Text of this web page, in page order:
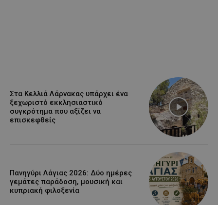
Στα Κελλιά Λάρνακας υπάρχει ένα
ξεχωριστό εκκλησιαστικό
συγκρότημα που αξίζει να
επισκεφθείς
Πανηγύρι Λάγιας 2026: Δύο ημέρες
γεμάτες παράδοση, μουσική και
κυπριακή φιλοξενία